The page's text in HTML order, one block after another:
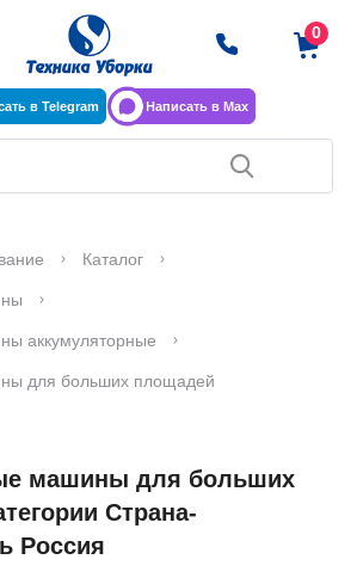
в Telegram Написать в Max
Каталог
аккумуляторные
для больших площадей
машины для больших
Страна-
Россия